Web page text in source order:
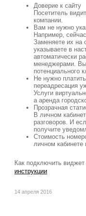
Доверие к сайту
Посетитель
компании.
Вам не нужно
Например,
Заменяете их на
указываете в
автоматически
менеджерами. Вы
потенциального
Не нужно
переадресация
Услуги
а аренда
Прозрачная
В личном
разговоров. И
получите
Стоимость
личном кабинете
Как подключить
инструкции
14 апреля 2016